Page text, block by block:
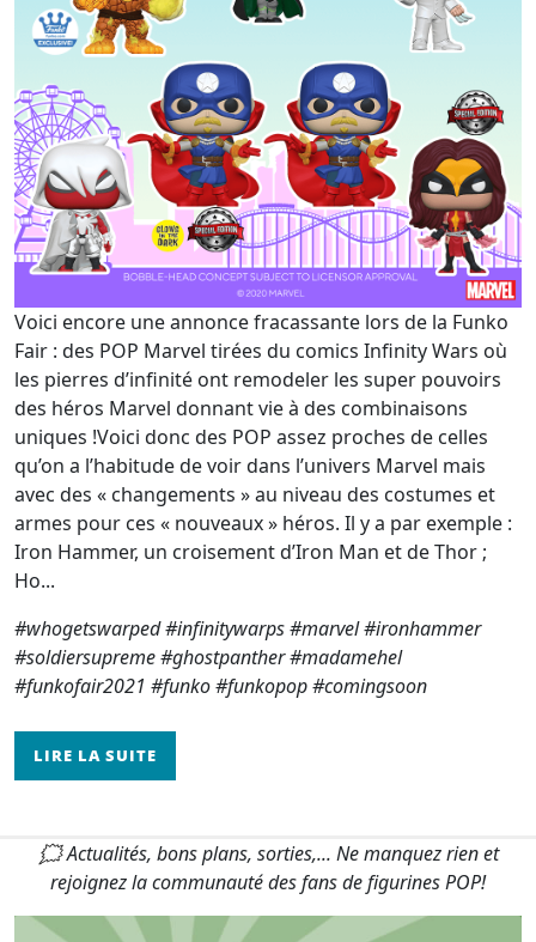
Voici encore une annonce fracassante lors de la Funko
Fair : des POP Marvel tirées du comics Infinity Wars où
les pierres d’infinité ont remodeler les super pouvoirs
des héros Marvel donnant vie à des combinaisons
uniques !Voici donc des POP assez proches de celles
qu’on a l’habitude de voir dans l’univers Marvel mais
avec des « changements » au niveau des costumes et
armes pour ces « nouveaux » héros. Il y a par exemple :
Iron Hammer, un croisement d’Iron Man et de Thor ;
Ho...
#whogetswarped #infinitywarps #marvel #ironhammer
#soldiersupreme #ghostpanther #madamehel
#funkofair2021 #funko #funkopop #comingsoon
LIRE LA SUITE
🗯 Actualités, bons plans, sorties,... Ne manquez rien et
rejoignez la communauté des fans de figurines POP!